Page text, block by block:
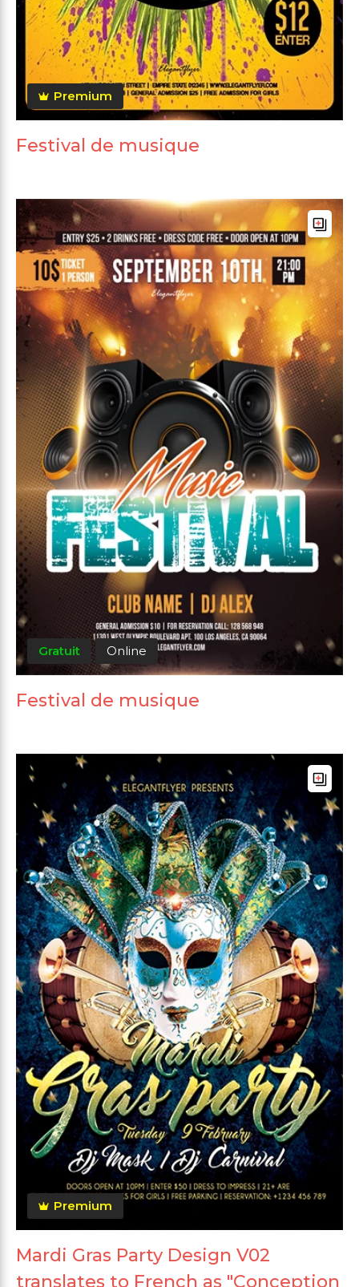
Premium
Festival de musique
Gratuit Online
Festival de musique
Premium
Mardi Gras Party Design V02
translates to French as "Conception